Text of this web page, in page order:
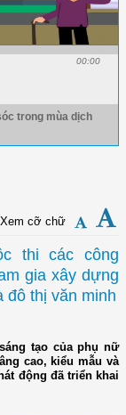
00:00
trong mùa dịch
Xem cỡ chữ
thi các công
gia xây dựng
đô thị văn minh
tạo của phụ nữ
cao, kiểu mẫu và
động đã triển khai